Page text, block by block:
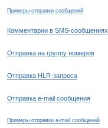
Примеры отправки сообщений
Комментарии в SMS-сообщениях
Отправка на группу номеров
Отправка HLR-запроса
Отправка e-mail сообщения
Примеры отправки e-mail сообщений